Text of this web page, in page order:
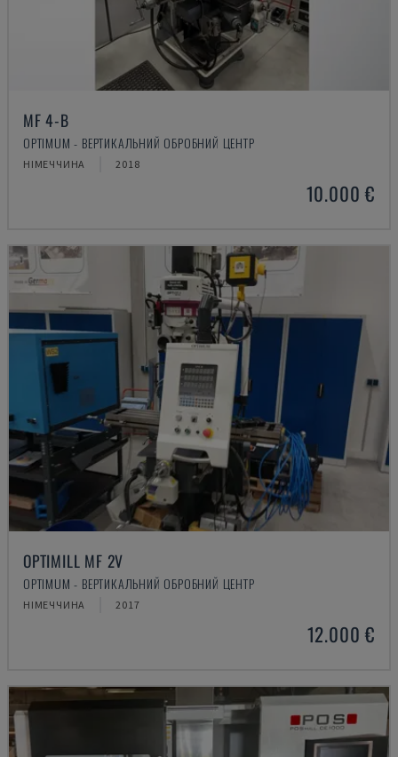
MF 4-B
OPTIMUM - ВЕРТИКАЛЬНИЙ ОБРОБНИЙ ЦЕНТР
НІМЕЧЧИНА 2018
10.000 €
OPTIMILL MF 2V
OPTIMUM - ВЕРТИКАЛЬНИЙ ОБРОБНИЙ ЦЕНТР
НІМЕЧЧИНА 2017
12.000 €